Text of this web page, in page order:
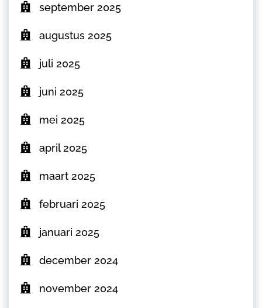
september 2025
augustus 2025
juli 2025
juni 2025
mei 2025
april 2025
maart 2025
februari 2025
januari 2025
december 2024
november 2024